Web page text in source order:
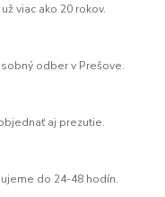
viac ako 20 rokov.
odber v Prešove.
aj prezutie.
do 24-48 hodín.